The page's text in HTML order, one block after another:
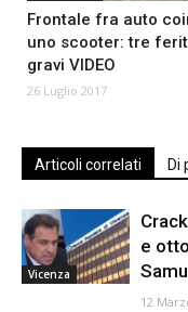
Frontale fra auto
uno scooter: tre
gravi VIDEO
26 Luglio 2017
Articoli correlati Di
Vicenza
e
12